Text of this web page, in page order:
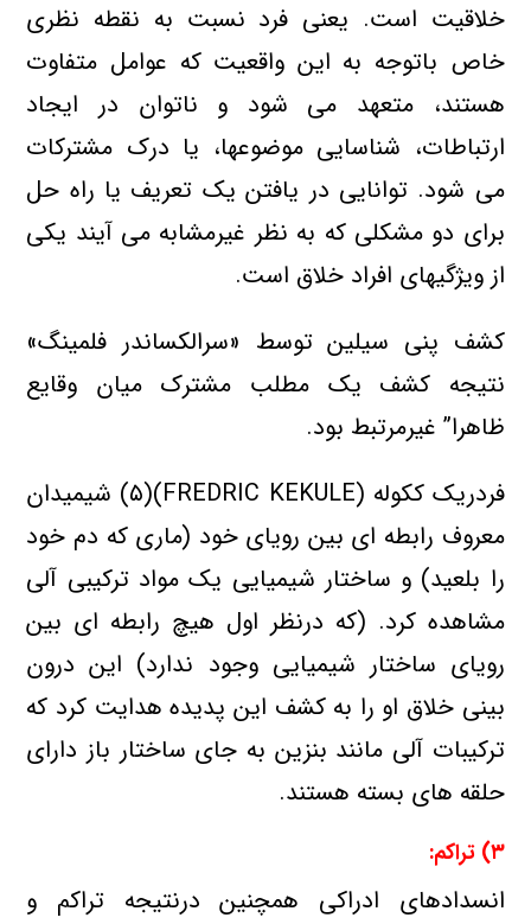
خلاقیت است. یعنی فرد نسبت به نقطه نظری
خاص باتوجه به این واقعیت كه عوامل متفاوت
هستند، متعهد می شود و ناتوان در ایجاد
ارتباطات، شناسایی موضوعها، یا درك مشتركات
می شود. توانایی در یافتن یك تعریف یا راه حل
برای دو مشكلی كه به نظر غیرمشابه می آیند یكی
از ویژگیهای افراد خلاق است.
كشف پنی سیلین توسط «سرالكساندر فلمینگ»
نتیجه كشف یك مطلب مشترك میان وقایع
ظاهرا” غیرمرتبط بود.
فردریك ككوله (FREDRIC KEKULE)(۵) شیمیدان
معروف رابطه ای بین رویای خود (ماری كه دم خود
را بلعید) و ساختار شیمیایی یك مواد تركیبی آلی
مشاهده كرد. (كه درنظر اول هیچ رابطه ای بین
رویای ساختار شیمیایی وجود ندارد) این درون
بینی خلاق او را به كشف این پدیده هدایت كرد كه
تركیبات آلی مانند بنزین به جای ساختار باز دارای
حلقه های بسته هستند.
۳) تراكم:
انسدادهای ادراكی همچنین درنتیجه تراكم و